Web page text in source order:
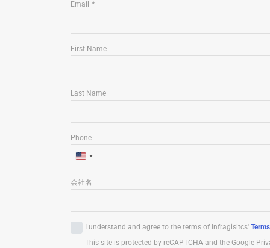
Email
First Name
Last Name
U
i
d
Phone
会社名
I understand and agree to the terms of Infragisitcs'
This site is protected by reCAPTCHA and the Google